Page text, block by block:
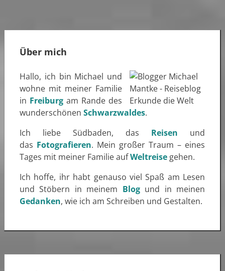
Über mich
Hallo, ich bin Michael und
wohne mit meiner Familie
in Freiburg am Rande des
wunderschönen Schwarzwaldes.
Ich liebe Südbaden, das Reisen und
das Fotografieren. Mein großer Traum – eines
Tages mit meiner Familie aufWeltreisegehen.
Ich hoffe, ihr habt genauso viel Spaß am Lesen
und Stöbern in meinem Blog und in meinen
Gedanken, wie ich am Schreiben und Gestalten.